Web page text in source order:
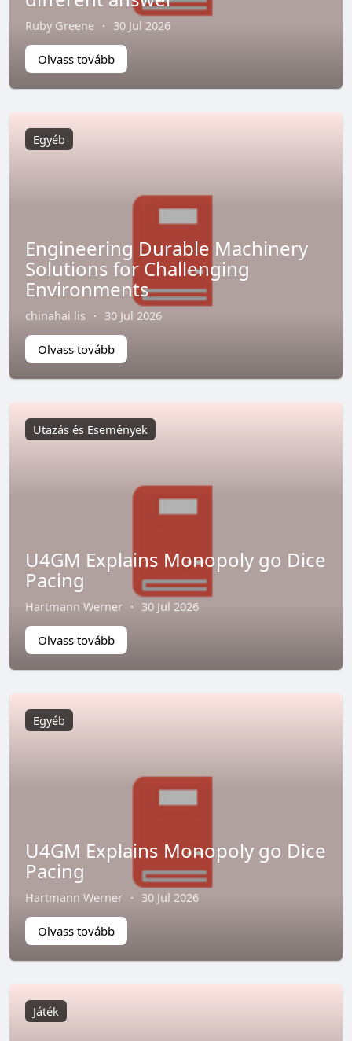
Ruby Greene · 30 Jul 2026
Olvass tovább
Egyéb
Engineering Durable Machinery
Solutions for Challenging
Environments
chinahai lis · 30 Jul 2026
Olvass tovább
Utazás és Események
U4GM Explains Monopoly go Dice
Pacing
Hartmann Werner · 30 Jul 2026
Olvass tovább
Egyéb
U4GM Explains Monopoly go Dice
Pacing
Hartmann Werner · 30 Jul 2026
Olvass tovább
Játék